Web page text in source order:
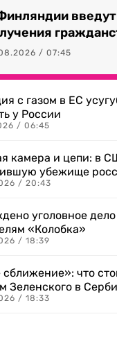
/ 07:45
с газом в ЕС
у России
/ 06:45
камера и цепи: в
убежище
/ 20:43
уголовное
«Колобка»
/ 18:39
сближение»: что
Зеленского в
/ 18:33